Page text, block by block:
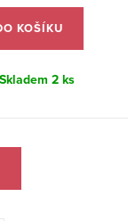
KOŠÍKU
Skladem 2 ks